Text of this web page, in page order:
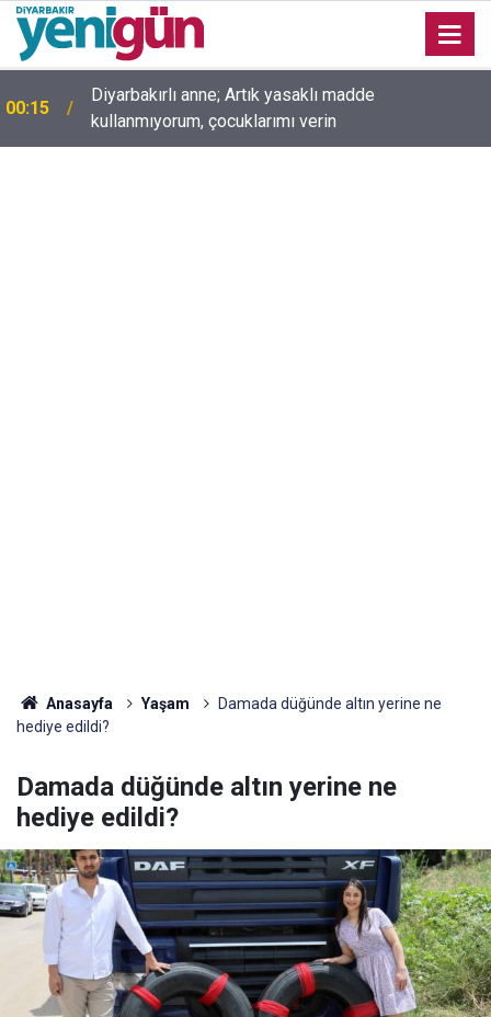
00:05 Mesut Çokur yazdı; Gelecek Yolda mı Kaldı?
Anasayfa Yaşam
Damada düğünde altın yerine ne
hediye edildi?
Damada düğünde altın yerine ne
hediye edildi?